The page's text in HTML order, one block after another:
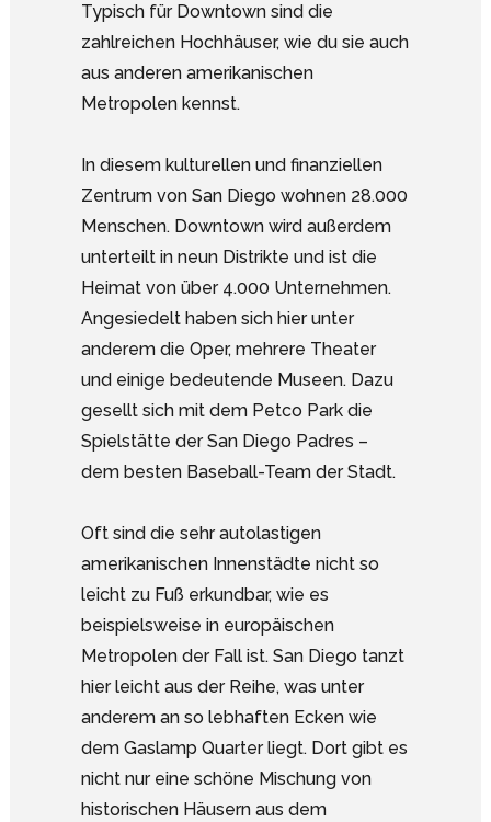
Typisch für Downtown sind die
zahlreichen Hochhäuser, wie du sie auch
aus anderen amerikanischen
Metropolen kennst.
In diesem kulturellen und finanziellen
Zentrum von San Diego wohnen 28.000
Menschen. Downtown wird außerdem
unterteilt in neun Distrikte und ist die
Heimat von über 4.000 Unternehmen.
Angesiedelt haben sich hier unter
anderem die Oper, mehrere Theater
und einige bedeutende Museen. Dazu
gesellt sich mit dem Petco Park die
Spielstätte der San Diego Padres –
dem besten Baseball-Team der Stadt.
Oft sind die sehr autolastigen
amerikanischen Innenstädte nicht so
leicht zu Fuß erkundbar, wie es
beispielsweise in europäischen
Metropolen der Fall ist. San Diego tanzt
hier leicht aus der Reihe, was unter
anderem an so lebhaften Ecken wie
dem Gaslamp Quarter liegt. Dort gibt es
nicht nur eine schöne Mischung von
historischen Häusern aus dem